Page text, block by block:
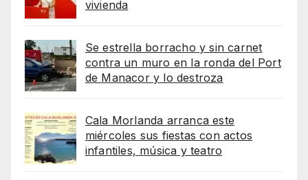
vivienda
Se estrella borracho y sin carnet
contra un muro en la ronda del Port
de Manacor y lo destroza
Cala Morlanda arranca este
miércoles sus fiestas con actos
infantiles, música y teatro